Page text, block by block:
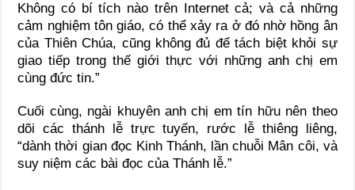
Không có bí tích nào trên Internet cả; và cả những
cảm nghiệm tôn giáo, có thể xảy ra ở đó nhờ hồng ân
của Thiên Chúa, cũng không đủ để tách biệt khỏi sự
giao tiếp trong thế giới thực với những anh chị em
cùng đức tin.”
Cuối cùng, ngài khuyên anh chị em tín hữu nên theo
dõi các thánh lễ trực tuyến, rước lễ thiêng liêng,
“dành thời gian đọc Kinh Thánh, lần chuỗi Mân côi, và
suy niệm các bài đọc của Thánh lễ.”